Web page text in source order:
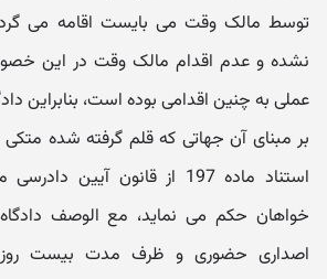
توسط مالک وقت می بایست اقامه می
نشده و عدم اقدام مالک وقت در این
عملی به چنین اقدامی بوده است، بنابراین
بر مبنای آن جهاتی که قلم گرفته شده
استناد ماده 197 از قانون
خواهان حکم می نماید، مع الوصف
اصداری حضوری و ظرف مدت بیست روز